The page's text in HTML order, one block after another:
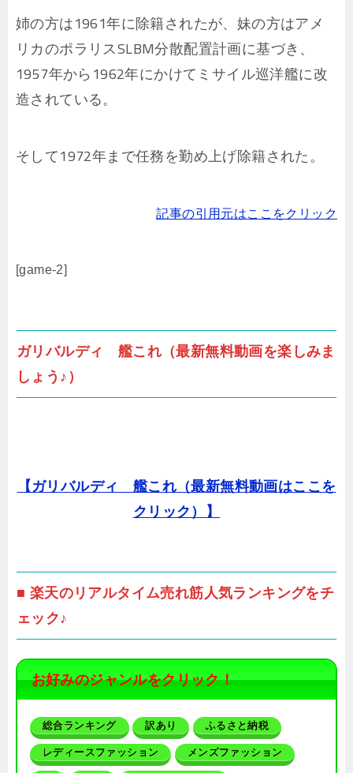
姉の方は1961年に除籍されたが、妹の方はアメ
リカのポラリスSLBM分散配置計画に基づき、
1957年から1962年にかけてミサイル巡洋艦に改
造されている。
そして1972年まで任務を勤め上げ除籍された。
記事の引用元はここをクリック
[game-2]
ガリバルディ 艦これ（最新無料動画を楽しみま
しょう♪）
【ガリバルディ 艦これ（最新無料動画はここを
クリック）】
■ 楽天のリアルタイム売れ筋人気ランキングをチ
ェック♪
お好みのジャンルをクリック！
総合ランキング 訳あり ふるさと納税
レディースファッション メンズファッション